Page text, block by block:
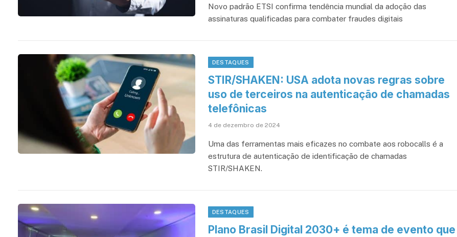
Novo padrão ETSI confirma tendência mundial da adoção das
assinaturas qualificadas para combater fraudes digitais
DESTAQUES
STIR/SHAKEN: USA adota novas regras sobre
uso de terceiros na autenticação de chamadas
telefônicas
4 de dezembro de 2024
Uma das ferramentas mais eficazes no combate aos robocalls é a
estrutura de autenticação de identificação de chamadas
STIR/SHAKEN.
DESTAQUES
Plano Brasil Digital 2030+ é tema de evento que